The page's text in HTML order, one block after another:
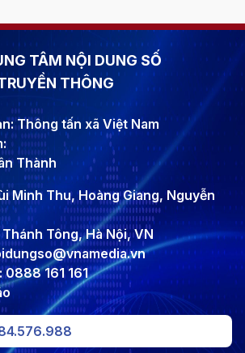
TÂM NỘI DUNG SỐ
THÔNG
Thông tấn xã Việt Nam
Thành
Minh Thu, Hoàng Giang, Nguyễn
Tông, Hà Nội, VN
161 161